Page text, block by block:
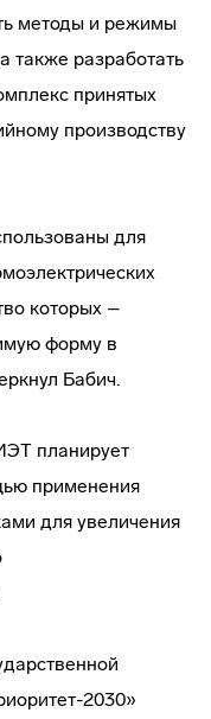
методы и режимы
также разработать
принятых
производству
для
которых –
форму в
Бабич.
планирует
применения
для увеличения
2030»